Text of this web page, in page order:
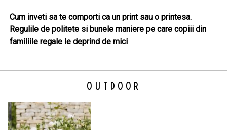
Cum inveti sa te comporti ca un print sau o printesa.
Regulile de politete si bunele maniere pe care copiii din
familiile regale le deprind de mici
OUTDOOR